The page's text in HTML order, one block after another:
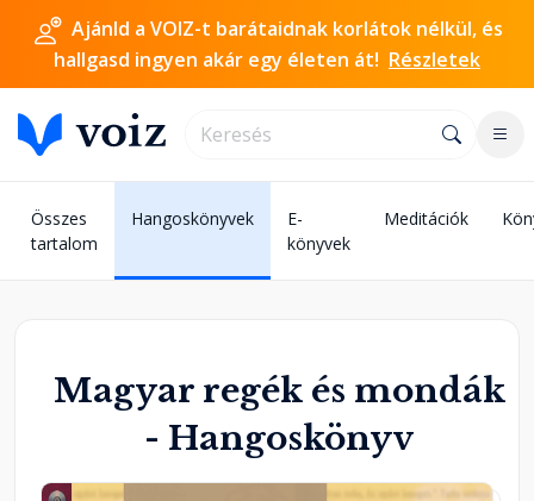
Ajánld a VOIZ-t barátaidnak korlátok nélkül, és
hallgasd ingyen akár egy életen át! Részletek
Összes
tartalom
Hangoskönyvek
E-
könyvek
Meditációk
Magyar regék és mondák
- Hangoskönyv